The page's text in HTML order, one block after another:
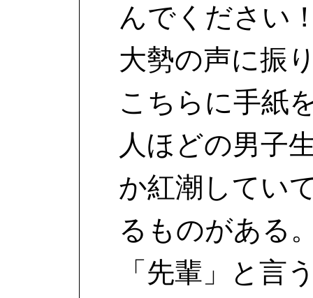
んでください
大勢の声に振
こちらに手紙
人ほどの男子
か紅潮してい
るものがある
「先輩」と言